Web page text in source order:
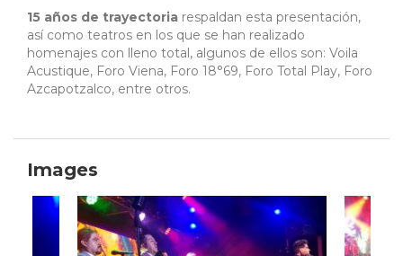
15 años de trayectoria respaldan esta presentación,
así como teatros en los que se han realizado
homenajes con lleno total, algunos de ellos son: Voila
Acustique, Foro Viena, Foro 18°69, Foro Total Play, Foro
Azcapotzalco, entre otros.
Images